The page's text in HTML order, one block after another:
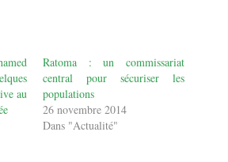
au
Ratoma : un commissariat
central pour sécuriser les
populations
26 novembre 2014
Dans "Actualité"